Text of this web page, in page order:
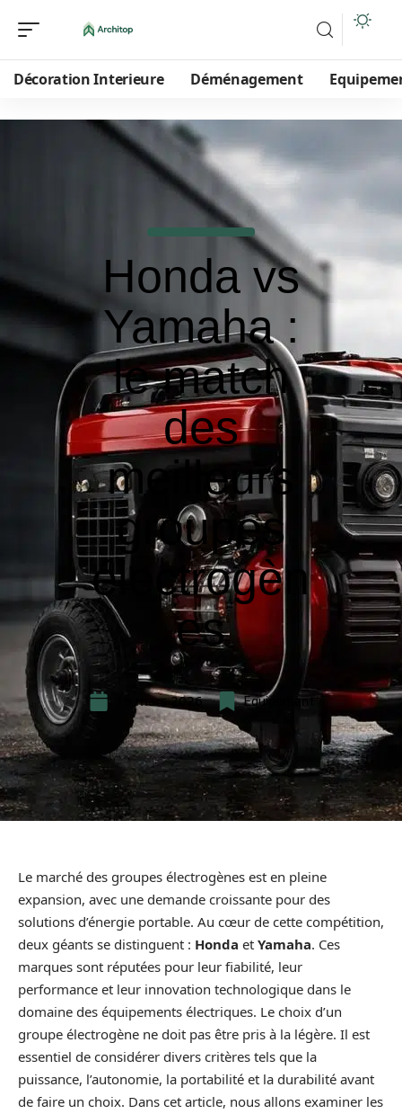
Décoration Interieure Déménagement
Honda vs
Yamaha :
le match
des
meilleurs
groupes
électrogèn
es
19 mars 2026 Equipement
Le marché des groupes électrogènes est en pleine
expansion, avec une demande croissante pour des
solutions d’énergie portable. Au cœur de cette compétition,
deux géants se distinguent : Honda et Yamaha. Ces
marques sont réputées pour leur fiabilité, leur
performance et leur innovation technologique dans le
domaine des équipements électriques. Le choix d’un
groupe électrogène ne doit pas être pris à la légère. Il est
essentiel de considérer divers critères tels que la
puissance, l’autonomie, la portabilité et la durabilité avant
de faire un choix. Dans cet article, nous allons examiner les